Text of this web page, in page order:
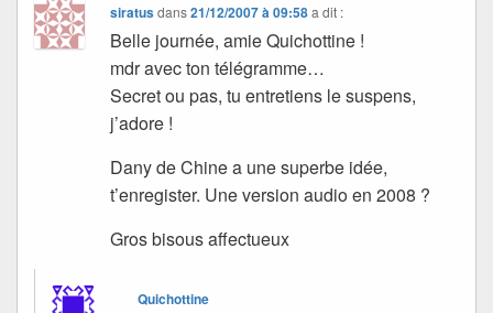
siratusdans21/12/2007 à 09:58 a dit :
Belle journée, amie Quichottine !
mdr avec ton télégramme…
Secret ou pas, tu entretiens le suspens,
j’adore !
Dany de Chine a une superbe idée,
t’enregister. Une version audio en 2008 ?
Gros bisous affectueux
Quichottine